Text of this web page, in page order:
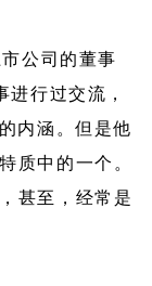
公司的董事
进行过交流，
内涵。但是他
质中的一个。
甚至，经常是